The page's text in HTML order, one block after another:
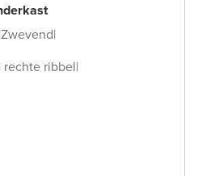
Zwevend|
rechte ribbel|